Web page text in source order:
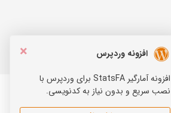
×
افزونه وردپرس
افزونه آمارگیر StatsFA برای وردپرس با
نصب سریع و بدون نیاز به کدنویسی.